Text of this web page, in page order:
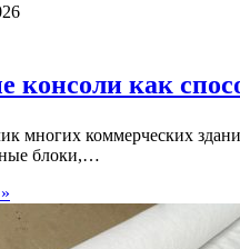
консоли как
многих коммерческих
блоки,…